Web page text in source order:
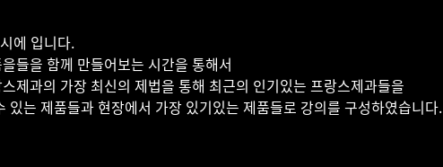
에 입니다.
들을 함께 만들어보는 시간을 통해서
제과의 가장 최신의 제법을 통해 최근의 인기있는 프랑스제과들을
있는 제품들과 현장에서 가장 있기있는 제품들로 강의를 구성하였습니다.